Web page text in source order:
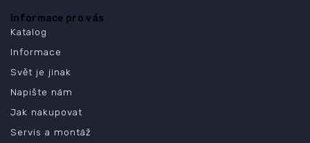
Informace pro vás
Katalog
Informace
Svět je jinak
Napište nám
Jak nakupovat
Servis a montáž